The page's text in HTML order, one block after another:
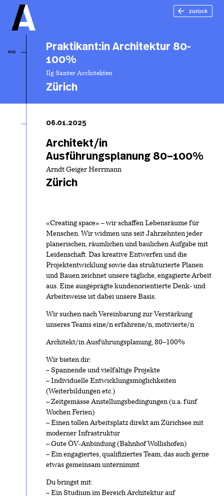
zurück
2025
Praktikant:in Architektur 80-
100%
Ilg Santer Architekten
Zürich
06.01.2025
Architekt/in
Ausführungsplanung 80–100%
Arndt Geiger Herrmann
Zürich
«Creating space» – wir schaffen Lebensräume für
Menschen. Wir widmen uns seit Jahrzehnten jeder
planerischen, räumlichen und baulichen Aufgabe mit
Leidenschaft. Das kreative Entwerfen und die
Projektentwicklung sowie das strukturierte Planen
und Bauen zeichnet unsere tägliche, engagierte Arbeit
aus. Eine ausgeprägte kundenorientierte Denk- und
Arbeitsweise ist dabei unsere Basis.
Wir suchen nach Vereinbarung zur Verstärkung
unseres Teams eine/n erfahrene/n, motivierte/n
Architekt/in Ausführungsplanung, 80–100%
Wir bieten dir:
– Spannende und vielfältige Projekte
– Individuelle Entwicklungsmöglichkeiten
(Weiterbildungen etc.)
– Zeitgemässe Anstellungsbedingungen (u.a. fünf
Wochen Ferien)
– Einen tollen Arbeitsplatz direkt am Zürichsee mit
moderner Infrastruktur
– Gute ÖV-Anbindung (Bahnhof Wollishofen)
– Ein engagiertes, qualifiziertes Team, das auch gerne
etwas gemeinsam unternimmt
Du bringst mit:
– Ein Studium im Bereich Architektur auf